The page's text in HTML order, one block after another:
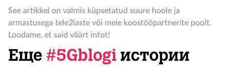
See artikkel on valmis küpsetatud suure hoole ja
armastusega tele2laste või meie koostööpartnerite poolt.
Loodame, et said väärt infot!
Еще #5Gblogi истории